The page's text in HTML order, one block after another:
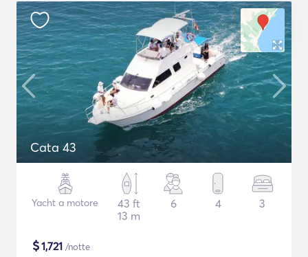
Cata 43
Yacht a motore
43 ft
13 m
6 4 3
$1,721 /notte